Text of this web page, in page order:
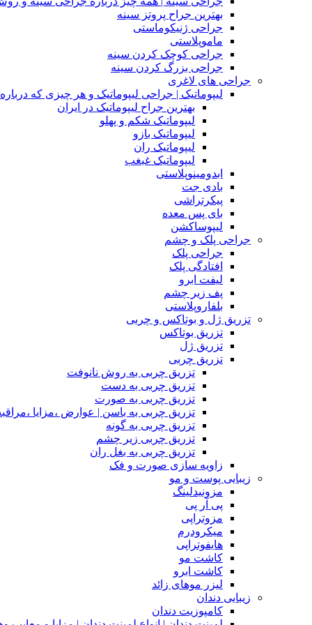
بهترین جراح پروتز سینه
جراحی ژنیکوماستی
ماموپلاستی
جراحی کوچک کردن سینه
جراحی بزرگ کردن سینه
جراحی های لاغری
لیپوماتیک | جراحی لیپوماتیک و هر چیزی که درباره
بهترین جراح لیپوماتیک در ایران
لیپوماتیک شکم و پهلو
لیپوماتیک بازو
لیپوماتیک ران
لیپوماتیک غبغب
ابدومینوپلاستی
بادی‌ جت
پیکرتراشی
بای پس معده
لیپوساکشن
جراحی پلک و چشم
جراحی پلک
افتادگی پلک
لیفت ابرو
پف زیر چشم
بلفاروپلاستی
تزریق ژل و بوتاکس و چربی
تزریق بوتاکس
تزریق ژل
تزریق چربی
تزریق چربی به روش نانوفت
تزریق چربی به دست
تزریق چربی به صورت
تزریق چربی به باسن | عوارض ،مزایا
تزریق چربی به گونه
تزریق چربی زیر چشم
تزریق چربی به بغل ران
زاویه سازی صورت و فک
زیبایی پوست و مو
مزونیدلینگ
پی آر پی
مزوتراپی
میکرودرم
هایفوتراپی
کاشت مو
کاشت ابرو
لیزر موهای زائد
زیبایی دندان
کامپوزیت دندان